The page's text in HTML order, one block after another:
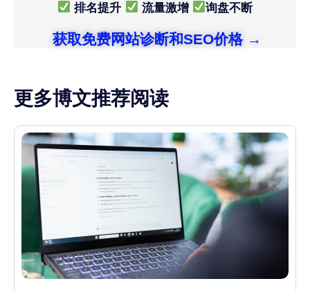
排名提升
流量激增 询盘不断
获取免费网站诊断和SEO价格 →
更多博文推荐阅读